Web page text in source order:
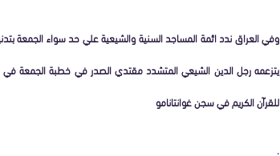
وفي العراق ندد ائمة المساجد السنية والشيعية علي حد سواء الجمعة
يتزعمه رجل الدين الشيعي المتشدد مقتدي الصدر في خطبة الجمعة في
للقرآن الكريم في سجن غوانتانامو
.